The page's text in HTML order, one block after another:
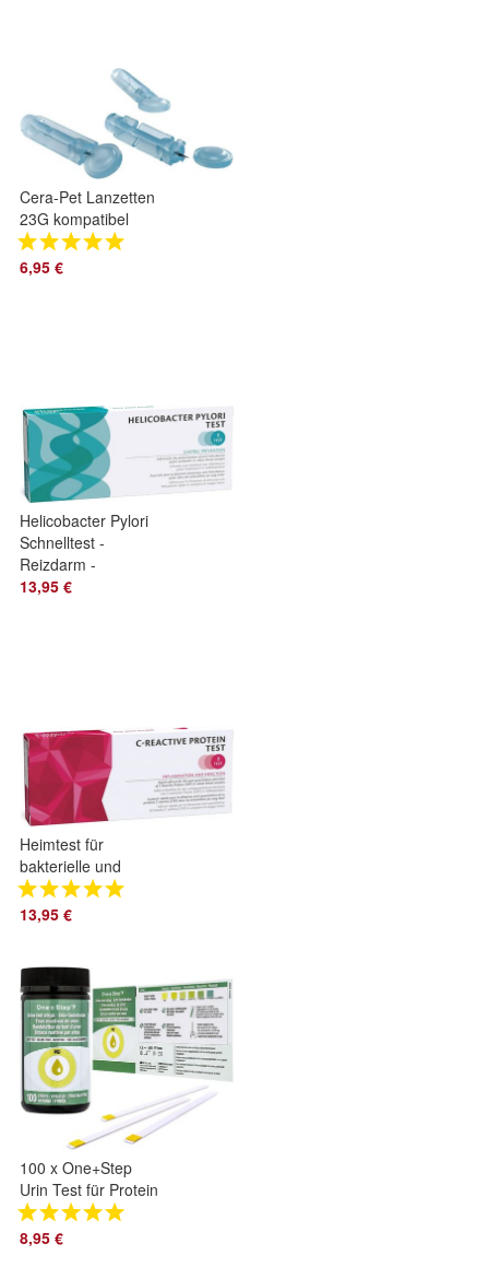
Cera-Pet Lanzetten
23G kompatibel
Blutzuckermessgerät
für Hunde und
6,95 €
Helicobacter Pylori
Schnelltest -
Reizdarm -
Selbsttest
13,95 €
Heimtest für
bakterielle und
virale Entzündungen
1 Stück I C-reaktiver
13,95 €
100 x One+Step
Urin Test für Protein
- Nachweis v.
Eiweiss im Urin
8,95 €